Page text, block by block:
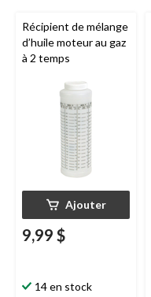
Récipient de mélange
d’huile moteur au gaz
à 2 temps
Ajouter
9,99 $
14 en stock